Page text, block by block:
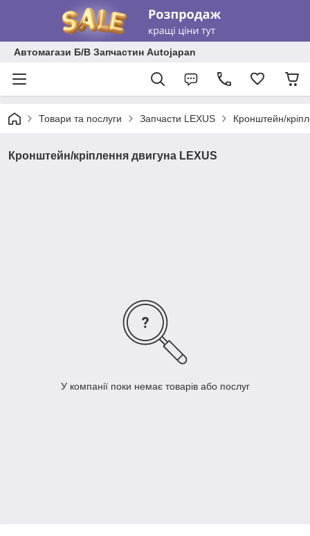
Автомагази Б/В Запчастин Autojapan
Товари та послуги Запчасти LEXUS Кронштейн/
Кронштейн/кріплення двигуна LEXUS
У компанії поки немає товарів або послуг